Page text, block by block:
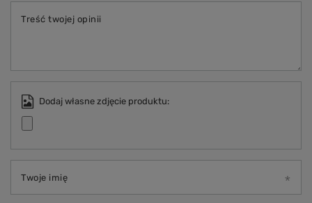
Treść twojej opinii
Dodaj własne zdjęcie produktu:
Twoje imię